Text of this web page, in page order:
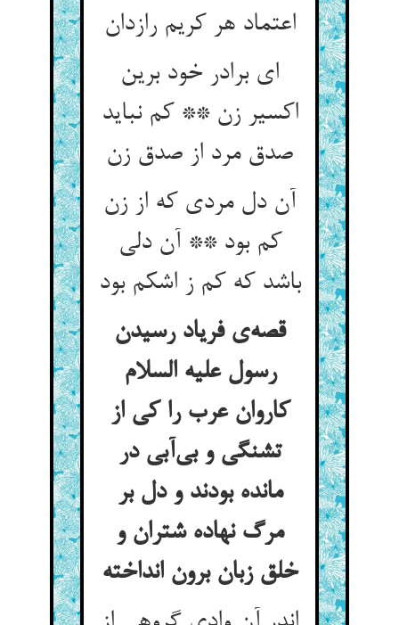
اعتماد هر کریم رازدان
ای برادر خود برین
اکسیر زن ** کم نباید
صدق مرد از صدق زن
آن دل مردی که از زن
کم بود ** آن دلی
باشد که کم ز اشکم بود
قصه‌ی فریاد رسیدن
رسول علیه السلام
کاروان عرب را کی از
تشنگی و بی‌آبی در
مانده بودند و دل بر
مرگ نهاده شتران و
خلق زبان برون انداخته